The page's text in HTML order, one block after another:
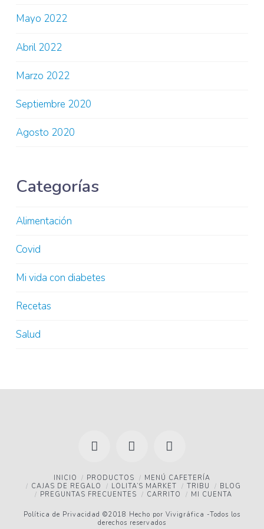
Mayo 2022
Abril 2022
Marzo 2022
Septiembre 2020
Agosto 2020
Categorías
Alimentación
Covid
Mi vida con diabetes
Recetas
Salud
FacebookYouTubeInstagram
INICIO PRODUCTOS
MENÚ CAFETERÍA
CAJAS DE REGALO
LOLITA’S MARKET TRIBU
BLOG
PREGUNTAS FRECUENTES
CARRITO MI CUENTA
Política de Privacidad ©2018 Hecho por Vivigráfica -Todos los
derechos reservados